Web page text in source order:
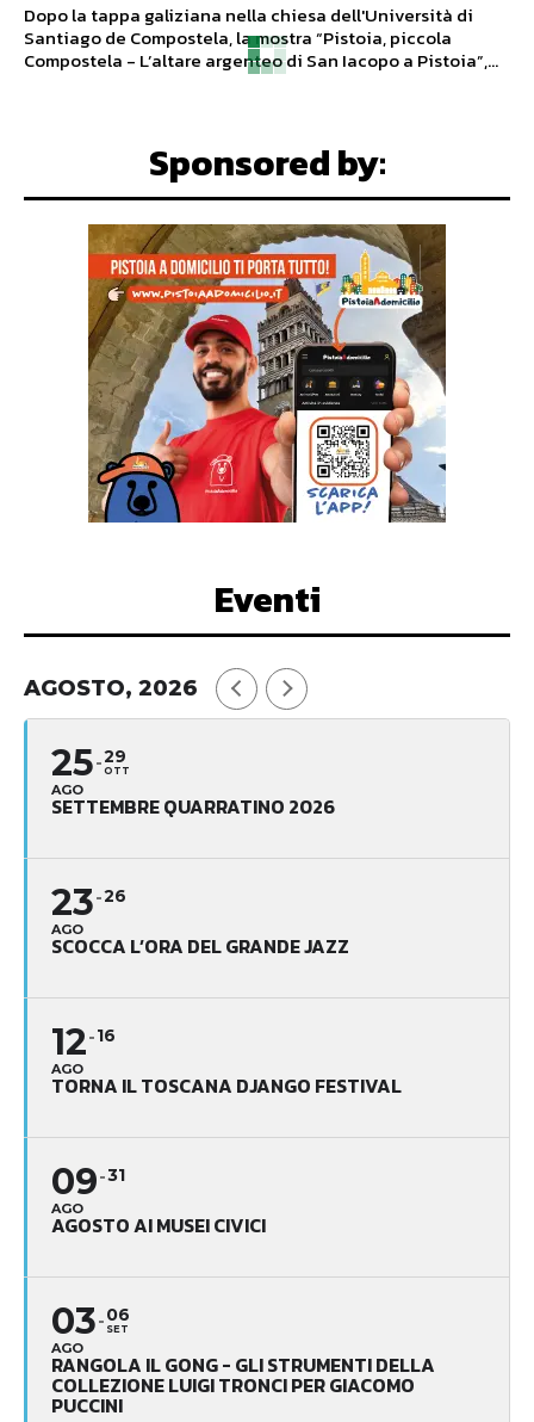
Dopo la tappa galiziana nella chiesa dell'Università di
Santiago de Compostela, la mostra “Pistoia, piccola
Compostela - L’altare argenteo di San Iacopo a Pistoia”,...
Sponsored by:
Eventi
AGOSTO, 2026
25
AGO
29
OTT
SETTEMBRE QUARRATINO 2026
23
AGO
26
SCOCCA L’ORA DEL GRANDE JAZZ
12
AGO
16
TORNA IL TOSCANA DJANGO FESTIVAL
09
AGO
31
AGOSTO AI MUSEI CIVICI
03
AGO
06
SET
RANGOLA IL GONG - GLI STRUMENTI DELLA
COLLEZIONE LUIGI TRONCI PER GIACOMO
PUCCINI